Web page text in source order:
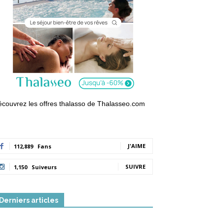
les offres thalasso de Thalasseo.com
112,889 Fans J'AIME
1,150 Suiveurs SUIVRE
articles